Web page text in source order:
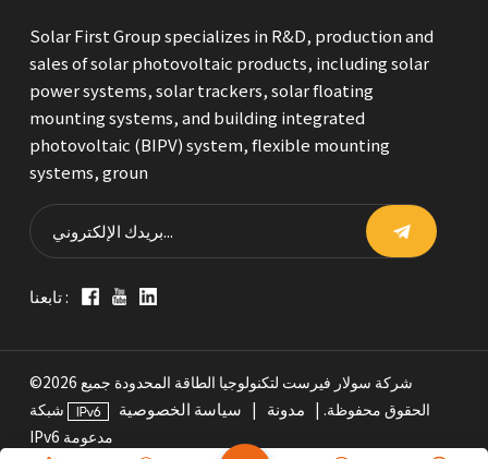
Solar First Group specializes in R&D, production and
sales of solar photovoltaic products, including solar
power systems, solar trackers, solar floating
mounting systems, and building integrated
photovoltaic (BIPV) system, flexible mounting
systems, groun
تابعنا :
©2026 شركة سولار فيرست لتكنولوجيا الطاقة المحدودة جميع
الحقوق محفوظة. |
مدونة سياسة الخصوصية
شبكة
IPv6 مدعومة